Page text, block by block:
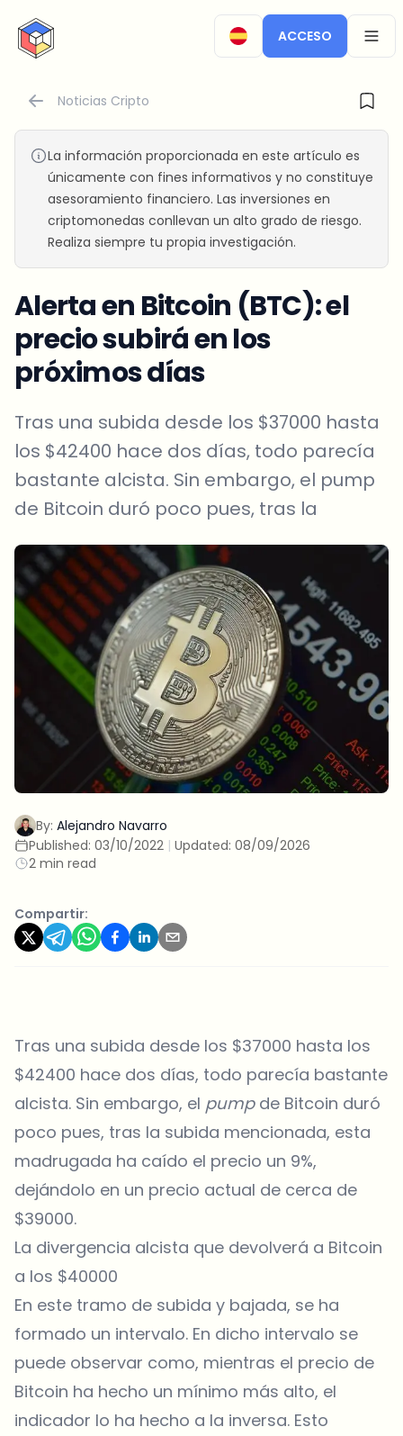
CryptoTicker
ACCESO
Noticias Cripto
La información proporcionada en este artículo es
únicamente con fines informativos y no constituye
asesoramiento financiero. Las inversiones en
criptomonedas conllevan un alto grado de riesgo.
Realiza siempre tu propia investigación.
Alerta en Bitcoin (BTC): el
precio subirá en los
próximos días
Tras una subida desde los $37000 hasta
los $42400 hace dos días, todo parecía
bastante alcista. Sin embargo, el pump
de Bitcoin duró poco pues, tras la
By: Alejandro Navarro
Published: 03/10/2022 | Updated: 08/09/2026
2 min read
Compartir:
Tras una subida desde los $37000 hasta los
$42400 hace dos días, todo parecía bastante
alcista. Sin embargo, el pumpde Bitcoin duró
poco pues, tras la subida mencionada, esta
madrugada ha caído el precio un 9%,
dejándolo en un precio actual de cerca de
$39000.
La divergencia alcista que devolverá a Bitcoin
a los $40000
En este tramo de subida y bajada, se ha
formado un intervalo. En dicho intervalo se
puede observar como, mientras el precio de
Bitcoin ha hecho un mínimo más alto, el
indicador lo ha hecho a la inversa. Esto